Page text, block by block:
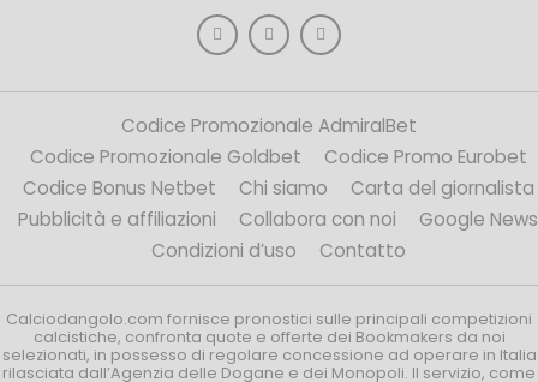
Codice Promozionale AdmiralBet
Codice Promozionale Goldbet
Codice Promo Eurobet
Codice Bonus Netbet
Chi siamo
Carta del giornalista
Pubblicità e affiliazioni
Collabora con noi
Google News
Condizioni d’uso
Contatto
Calciodangolo.com fornisce pronostici sulle principali competizioni
calcistiche, confronta quote e offerte dei Bookmakers da noi
selezionati, in possesso di regolare concessione ad operare in Italia
rilasciata dall’Agenzia delle Dogane e dei Monopoli. Il servizio, come